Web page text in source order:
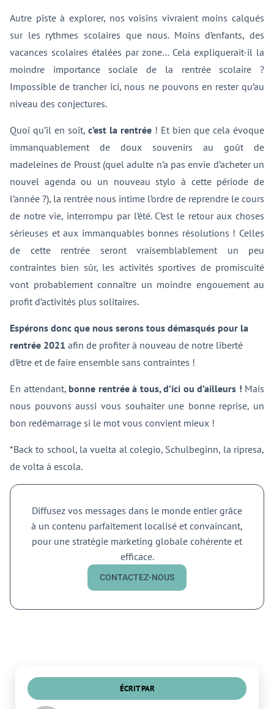
Autre piste à explorer, nos voisins vivraient moins calqués
sur les rythmes scolaires que nous. Moins d’enfants, des
vacances scolaires étalées par zone… Cela expliquerait-il la
moindre importance sociale de la rentrée scolaire ?
Impossible de trancher ici, nous ne pouvons en rester qu’au
niveau des conjectures.
Quoi qu’il en soit, c’est la rentrée ! Et bien que cela évoque
immanquablement de doux souvenirs au goût de
madeleines de Proust (quel adulte n’a pas envie d’acheter un
nouvel agenda ou un nouveau stylo à cette période de
l’année ?), la rentrée nous intime l’ordre de reprendre le cours
de notre vie, interrompu par l’été. C’est le retour aux choses
sérieuses et aux immanquables bonnes résolutions ! Celles
de cette rentrée seront vraisemblablement un peu
contraintes bien sûr, les activités sportives de promiscuité
vont probablement connaître un moindre engouement au
profit d’activités plus solitaires.
Espérons donc que nous serons tous démasqués pour la
rentrée 2021 afin de profiter à nouveau de notre liberté
d’être et de faire ensemble sans contraintes !
En attendant, bonne rentrée à tous, d’ici ou d’ailleurs ! Mais
nous pouvons aussi vous souhaiter une bonne reprise, un
bon redémarrage si le mot vous convient mieux !
*Back to school, la vuelta al colegio, Schulbeginn, la ripresa,
de volta á escola.
Diffusez vos messages dans le monde entier grâce
à un contenu parfaitement localisé et convaincant,
pour une stratégie marketing globale cohérente et
efficace.
CONTACTEZ-NOUS
ÉCRIT PAR